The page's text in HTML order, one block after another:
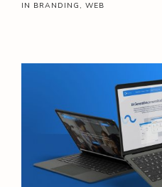
IN BRANDING, WEB